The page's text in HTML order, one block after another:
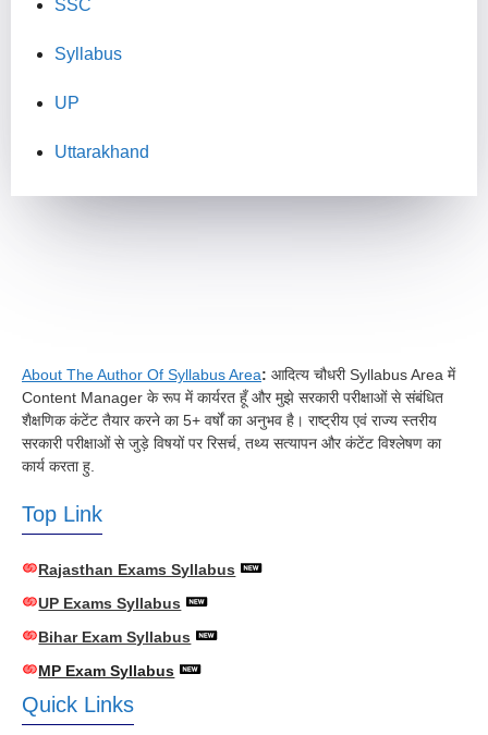
SSC
Syllabus
UP
Uttarakhand
About The Author Of Syllabus Area: आदित्य चौधरी Syllabus Area में
Content Manager के रूप में कार्यरत हूँ और मुझे सरकारी परीक्षाओं से संबंधित
शैक्षणिक कंटेंट तैयार करने का 5+ वर्षों का अनुभव है। राष्ट्रीय एवं राज्य स्तरीय
सरकारी परीक्षाओं से जुड़े विषयों पर रिसर्च, तथ्य सत्यापन और कंटेंट विश्लेषण का
कार्य करता हु.
Top Link
Rajasthan Exams Syllabus
UP Exams Syllabus
Bihar Exam Syllabus
MP Exam Syllabus
Quick Links